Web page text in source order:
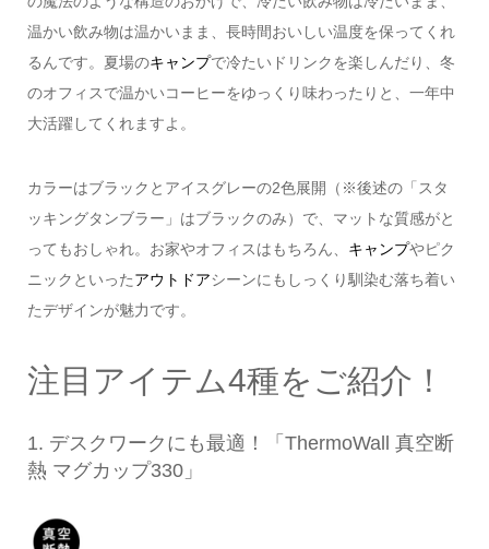
温かい飲み物は温かいまま、長時間おいしい温度を保ってくれ
るんです。夏場のキャンプで冷たいドリンクを楽しんだり、冬
のオフィスで温かいコーヒーをゆっくり味わったりと、一年中
大活躍してくれますよ。
カラーはブラックとアイスグレーの2色展開（※後述の「スタ
ッキングタンブラー」はブラックのみ）で、マットな質感がと
ってもおしゃれ。お家やオフィスはもちろん、 キャンプやピク
ニックといったアウトドアシーンにもしっくり馴染む落ち着い
たデザインが魅力です。
注目アイテム4種をご紹介！
1. デスクワークにも最適！「ThermoWall 真空断
熱 マグカップ330」